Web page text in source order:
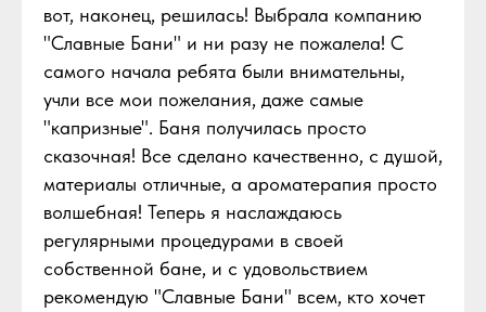
вот, наконец, решилась! Выбрала компанию
"Славные Бани" и ни разу не пожалела! С
самого начала ребята были внимательны,
учли все мои пожелания, даже самые
"капризные". Баня получилась просто
сказочная! Все сделано качественно, с душой,
материалы отличные, а ароматерапия просто
волшебная! Теперь я наслаждаюсь
регулярными процедурами в своей
собственной бане, и с удовольствием
рекомендую "Славные Бани" всем, кто хочет